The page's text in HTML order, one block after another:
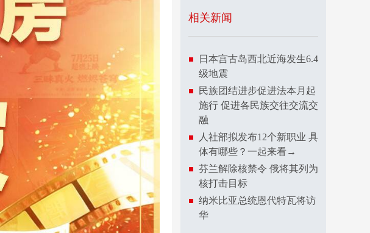
相关新闻
日本宫古岛西北近海发生6.4
级地震
民族团结进步促进法本月起
施行 促进各民族交往交流交
融
人社部拟发布12个新职业 具
体有哪些？一起来看→
芬兰解除核禁令 俄将其列为
核打击目标
纳米比亚总统恩代特瓦将访
华